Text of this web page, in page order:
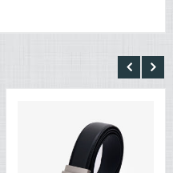
XEM CHI TIẾT